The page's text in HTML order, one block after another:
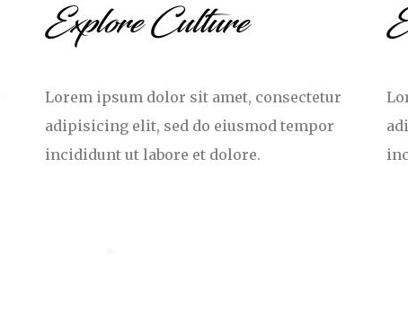
Explore Culture
Lorem ipsum dolor sit amet, consectetur
adipisicing elit, sed do eiusmod tempor
incididunt ut labore et dolore.